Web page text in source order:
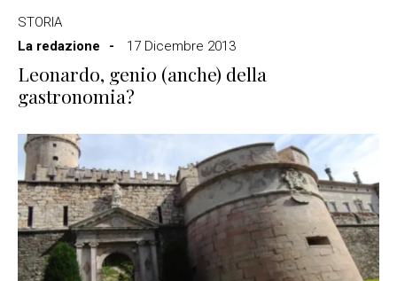
STORIA
La redazione
17 Dicembre 2013
Leonardo, genio (anche) della
gastronomia?